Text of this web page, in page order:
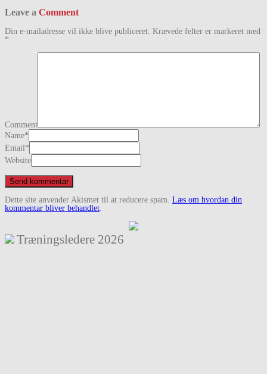
Leave a Comment
Din e-mailadresse vil ikke blive publiceret. Krævede felter er markeret med
*
Comment
Name*
Email *
Website
Dette site anvender Akismet til at reducere spam. Læs om hvordan din
kommentar bliver behandlet
Træningsledere 2026